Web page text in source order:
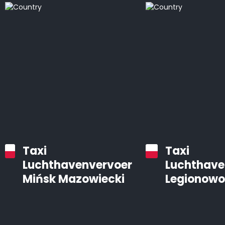
Taxi
Luchthavenvervoer
Mińsk Mazowiecki
Taxi
Legionowo